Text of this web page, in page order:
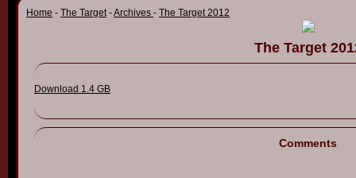
Home - The Target-Archives - The Target 2012
The Target
Download 1.4 GB
Comments